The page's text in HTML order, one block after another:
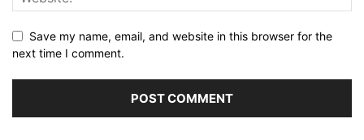
Save my name, email, and website in this browser for the
next time I comment.